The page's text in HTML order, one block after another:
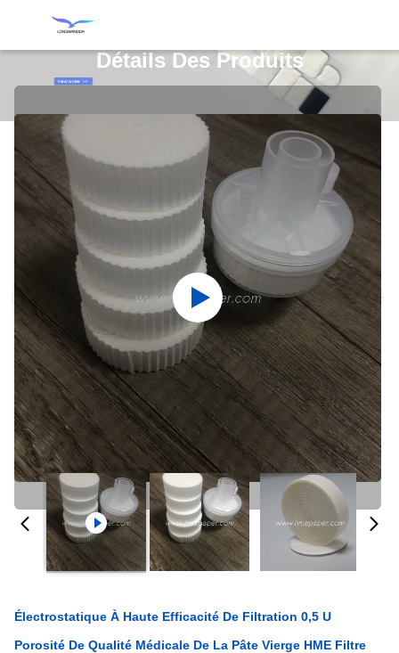
Détails Des Produits
Électrostatique À Haute Efficacité De Filtration 0,5 U
Porosité De Qualité Médicale De La Pâte Vierge HME Filtre